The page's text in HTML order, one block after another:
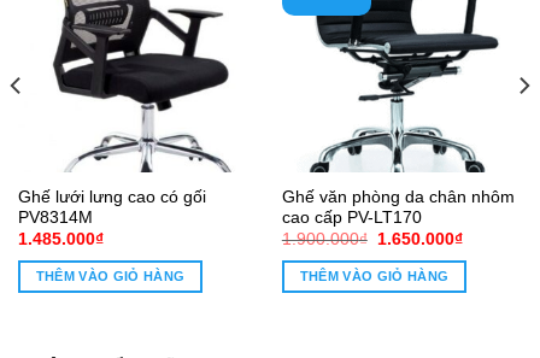
Ghế lưới lưng cao có gối
PV8314M
1.485.000₫
THÊM VÀO GIỎ HÀNG
Ghế văn phòng da chân nhôm
cao cấp PV-LT170
1.900.000₫
Giá
là:
1.900.000₫.
1.650.000₫Giá
THÊM VÀO GIỎ HÀNG